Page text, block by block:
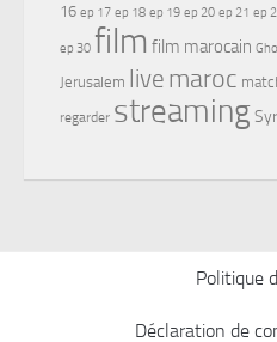
16 ep 17 ep 18 ep 19 ep 20 ep 21 ep
ep 30 film film marocain
Jerusalem live maroc
regarder streaming
Politique
Déclaration de